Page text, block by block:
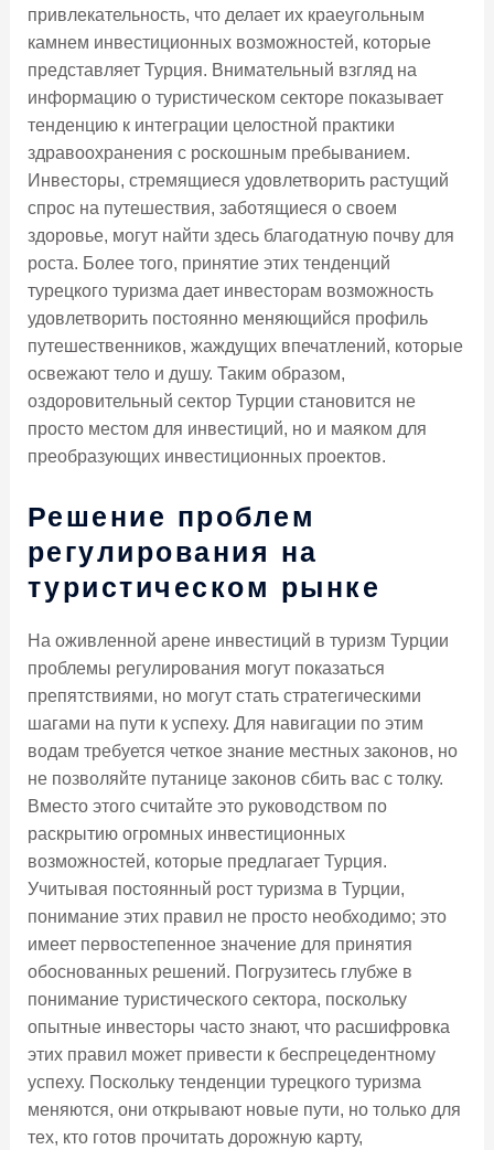
привлекательность, что делает их краеугольным
камнем инвестиционных возможностей, которые
представляет Турция. Внимательный взгляд на
информацию о туристическом секторе показывает
тенденцию к интеграции целостной практики
здравоохранения с роскошным пребыванием.
Инвесторы, стремящиеся удовлетворить растущий
спрос на путешествия, заботящиеся о своем
здоровье, могут найти здесь благодатную почву для
роста. Более того, принятие этих тенденций
турецкого туризма дает инвесторам возможность
удовлетворить постоянно меняющийся профиль
путешественников, жаждущих впечатлений, которые
освежают тело и душу. Таким образом,
оздоровительный сектор Турции становится не
просто местом для инвестиций, но и маяком для
преобразующих инвестиционных проектов.
Решение проблем
регулирования на
туристическом рынке
На оживленной арене инвестиций в туризм Турции
проблемы регулирования могут показаться
препятствиями, но могут стать стратегическими
шагами на пути к успеху. Для навигации по этим
водам требуется четкое знание местных законов, но
не позволяйте путанице законов сбить вас с толку.
Вместо этого считайте это руководством по
раскрытию огромных инвестиционных
возможностей, которые предлагает Турция.
Учитывая постоянный рост туризма в Турции,
понимание этих правил не просто необходимо; это
имеет первостепенное значение для принятия
обоснованных решений. Погрузитесь глубже в
понимание туристического сектора, поскольку
опытные инвесторы часто знают, что расшифровка
этих правил может привести к беспрецедентному
успеху. Поскольку тенденции турецкого туризма
меняются, они открывают новые пути, но только для
тех, кто готов прочитать дорожную карту,